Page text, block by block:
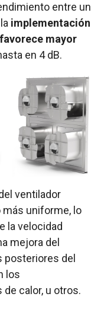
entre un
implementación
mayor
en 4 dB.
ventilador
más uniforme, lo
la velocidad
mejora del
del
los
calor, u otros.